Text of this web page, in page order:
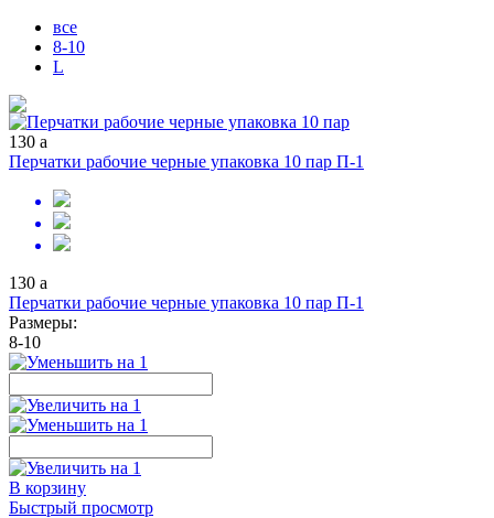
все
8-10
L
130 a
Перчатки рабочие черные упаковка 10 пар П-1
130 a
Перчатки рабочие черные упаковка 10 пар П-1
Размеры:
8-10
В корзину
Быстрый просмотр